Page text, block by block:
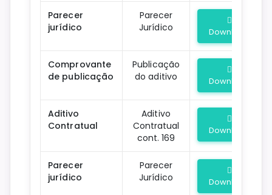
Parecer
jurídico
Parecer
Jurídico
Download
Comprovante
de publicação
Publicação
do aditivo
Download
Aditivo
Contratual
Aditivo
Contratual
cont. 169
Download
Parecer
jurídico
Parecer
Jurídico
Download